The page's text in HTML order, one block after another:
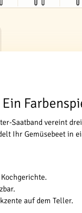
Saatband vereint
Ihr Gemüsebeet in
auf dem Teller.